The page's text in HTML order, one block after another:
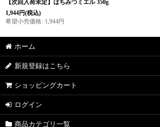
【次回入荷未定】はちみつミエル 350g
1,944円(税込)
希望小売価格: 1,944円
ホーム
新規登録はこちら
ショッピングカート
ログイン
商品カテゴリ一覧